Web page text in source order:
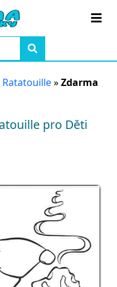
Ratatouille»Zdarma
pro Děti